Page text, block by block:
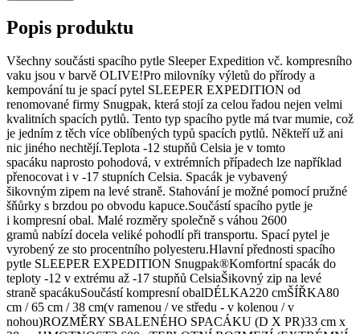
Popis produktu
Všechny součásti spacího pytle Sleeper Expedition vč. kompresního
vaku jsou v barvě OLIVE!Pro milovníky výletů do přírody a
kempování tu je spací pytel SLEEPER EXPEDITION od
renomované firmy Snugpak, která stojí za celou řadou nejen velmi
kvalitních spacích pytlů. Tento typ spacího pytle má tvar mumie, což
je jedním z těch více oblíbených typů spacích pytlů. Někteří už ani
nic jiného nechtějí.Teplota -12 stupňů Celsia je v tomto
spacáku naprosto pohodová, v extrémních případech lze například
přenocovat i v -17 stupních Celsia. Spacák je vybavený
šikovným zipem na levé straně. Stahování je možné pomocí pružné
šňůrky s brzdou po obvodu kapuce.Součástí spacího pytle je
i kompresní obal. Malé rozměry společně s váhou 2600
gramů nabízí docela veliké pohodlí při transportu. Spací pytel je
vyrobený ze sto procentního polyesteru.Hlavní přednosti spacího
pytle SLEEPER EXPEDITION Snugpak®Komfortní spacák do
teploty -12 v extrému až -17 stupňů CelsiaŠikovný zip na levé
straně spacákuSoučástí kompresní obalDÉLKA220 cmŠÍŘKA80
cm / 65 cm / 38 cm(v ramenou / ve středu - v kolenou / v
nohou)ROZMĚRY SBALENÉHO SPACÁKU (D X PR)33 cm x